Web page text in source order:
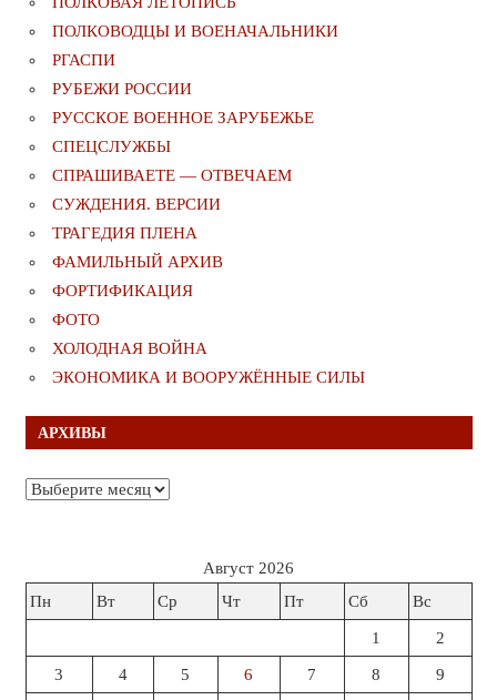
ПОЛКОВОДЦЫ И ВОЕНАЧАЛЬНИКИ
РГАСПИ
РУБЕЖИ РОССИИ
РУССКОЕ ВОЕННОЕ ЗАРУБЕЖЬЕ
СПЕЦСЛУЖБЫ
СПРАШИВАЕТЕ — ОТВЕЧАЕМ
СУЖДЕНИЯ. ВЕРСИИ
ТРАГЕДИЯ ПЛЕНА
ФАМИЛЬНЫЙ АРХИВ
ФОРТИФИКАЦИЯ
ФОТО
ХОЛОДНАЯ ВОЙНА
ЭКОНОМИКА И ВООРУЖЁННЫЕ СИЛЫ
АРХИВЫ
Архивы
Август 2026
Пн
Вт Ср Чт Пт Сб Вс
1 2
3 4 5 6 7 8 9